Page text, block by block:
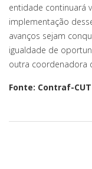
entidade continuará
implementação
avanços sejam
igualdade de
outra coordenadora
Fonte: Contraf-CUT